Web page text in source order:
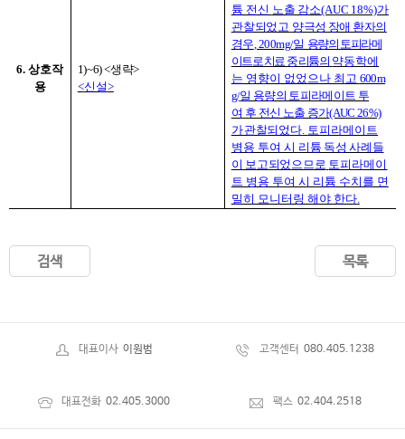
6. 상호작
용
1)~6) <생략>
<신설>
튬 전신 노출 감소(AUC 18%)가
관찰되었고 양극성 장애 환자의
경우, 200mg/일 용량의 토피라메
이트로 치료 중 리튬의 약동학에
는 영향이 없었으나 최고 600m
g/일 용량의 토피라메이트 투
여 후 전신 노출 증가(AUC 26%)
가 관찰되었다. 토피라메이트
병용 투여 시 리튬 독성 사례들
이 보고되었으므로 토피라메이
트 병용 투여 시 리튬 수치를 면
밀히 모니터링 해야 한다.
검색 목록
대표이사 이원범 고객센터 080.405.1238
대표전화 02.405.3000 팩스 02.404.2518